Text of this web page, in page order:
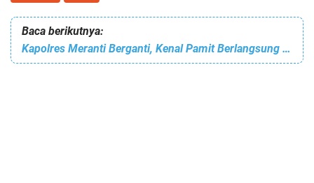
Baca berikutnya:
Kapolres Meranti Berganti, Kenal Pamit Berlangsung Hangat